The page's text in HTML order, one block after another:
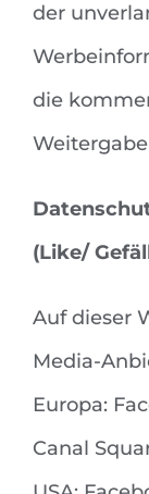
der
die
(Like/
Auf dieser
Media-
Europa:
Canal